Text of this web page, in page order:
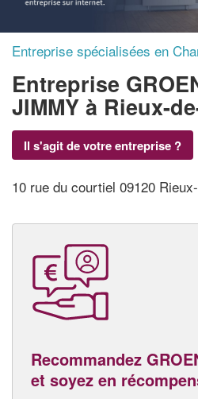
Entreprise spécialisées en
Entreprise
JIMMY à Rieux-
Il s'agit de votre entreprise ?
10 rue du courtiel 09120
Recommandez
et soyez en